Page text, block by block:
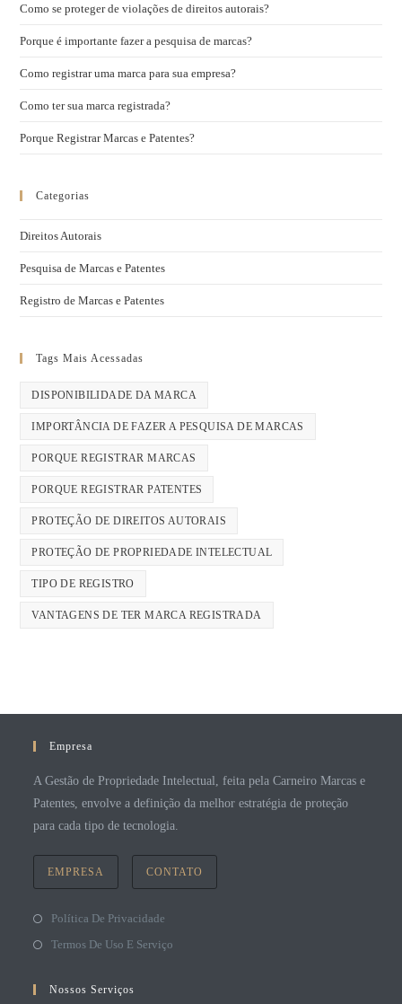
Como se proteger de violações de direitos autorais?
Porque é importante fazer a pesquisa de marcas?
Como registrar uma marca para sua empresa?
Como ter sua marca registrada?
Porque Registrar Marcas e Patentes?
Categorias
Direitos Autorais
Pesquisa de Marcas e Patentes
Registro de Marcas e Patentes
Tags Mais Acessadas
DISPONIBILIDADE DA MARCA
IMPORTÂNCIA DE FAZER A PESQUISA DE MARCAS
PORQUE REGISTRAR MARCAS
PORQUE REGISTRAR PATENTES
PROTEÇÃO DE DIREITOS AUTORAIS
PROTEÇÃO DE PROPRIEDADE INTELECTUAL
TIPO DE REGISTRO
VANTAGENS DE TER MARCA REGISTRADA
Empresa
A Gestão de Propriedade Intelectual, feita pela Carneiro Marcas e
Patentes, envolve a definição da melhor estratégia de proteção
para cada tipo de tecnologia.
EMPRESA CONTATO
Política De Privacidade
Termos De Uso E Serviço
Nossos Serviços